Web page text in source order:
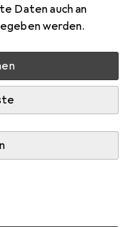
Daten auch an
werden.
Lieferanten